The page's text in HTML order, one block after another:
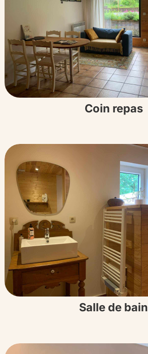
Coin repas
Salle de bain